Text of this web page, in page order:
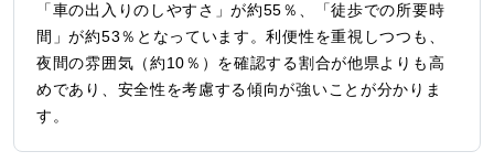
「車の出入りのしやすさ」が約55％、「徒歩での所要時
間」が約53％となっています。利便性を重視しつつも、
夜間の雰囲気（約10％）を確認する割合が他県よりも高
めであり、安全性を考慮する傾向が強いことが分かりま
す。